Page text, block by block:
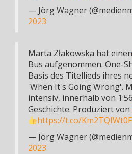
— Jörg Wagner
2023
Marta Złakowska hat einen
Bus aufgenommen. One-
Basis des Titellieds ihres
'When It's Going Wrong'.
intensiv, innerhalb von
Geschichte. Produziert von
https://t.co/Km2TQIWt0F
— Jörg Wagner
2023